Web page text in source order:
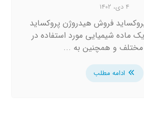
۴ دی، ۱۴۰۲
فروش هیدروژن پروکساید
ماده شیمیایی مورد استفاده در
مختلف و همچنین به ...
ادامه مطلب